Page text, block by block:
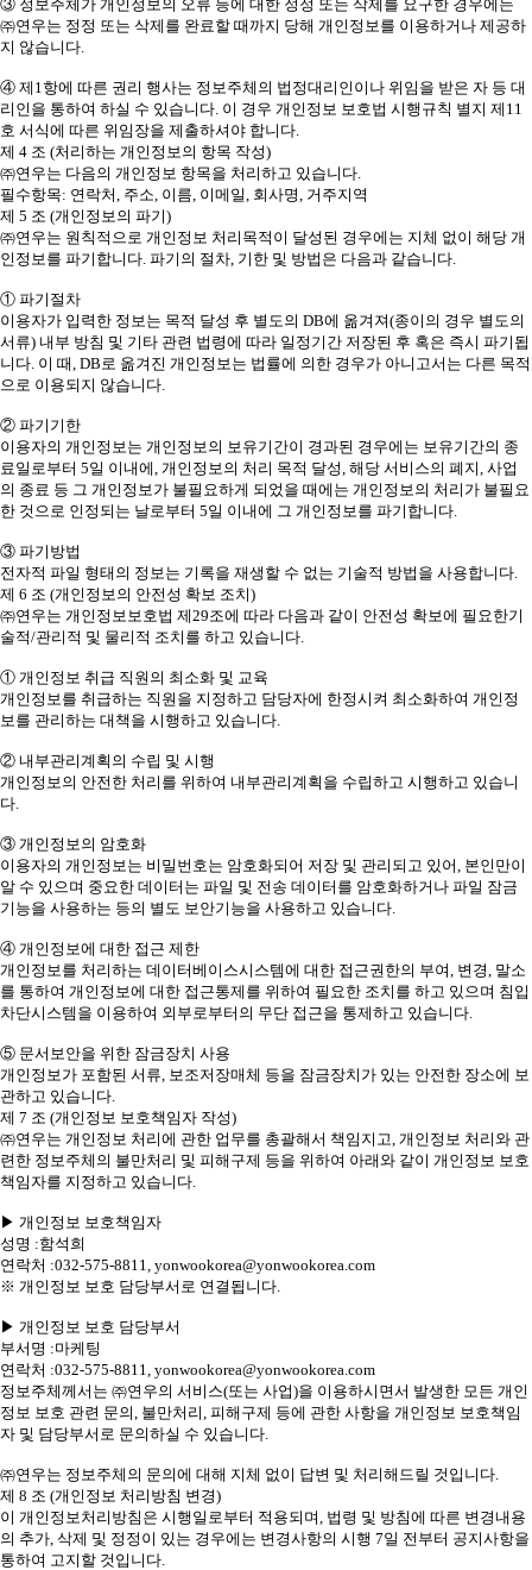
③ 정보주체가 개인정보의 오류 등에 대한 정정 또는 삭제를 요구한 경우에는
㈜연우는 정정 또는 삭제를 완료할 때까지 당해 개인정보를 이용하거나 제공하
지 않습니다.
④ 제1항에 따른 권리 행사는 정보주체의 법정대리인이나 위임을 받은 자 등 대
리인을 통하여 하실 수 있습니다. 이 경우 개인정보 보호법 시행규칙 별지 제11
호 서식에 따른 위임장을 제출하셔야 합니다.
제 4 조 (처리하는 개인정보의 항목 작성)
㈜연우는 다음의 개인정보 항목을 처리하고 있습니다.
필수항목: 연락처, 주소, 이름, 이메일, 회사명, 거주지역
제 5 조 (개인정보의 파기)
㈜연우는 원칙적으로 개인정보 처리목적이 달성된 경우에는 지체 없이 해당 개
인정보를 파기합니다. 파기의 절차, 기한 및 방법은 다음과 같습니다.
① 파기절차
이용자가 입력한 정보는 목적 달성 후 별도의 DB에 옮겨져(종이의 경우 별도의
서류) 내부 방침 및 기타 관련 법령에 따라 일정기간 저장된 후 혹은 즉시 파기됩
니다. 이 때, DB로 옮겨진 개인정보는 법률에 의한 경우가 아니고서는 다른 목적
으로 이용되지 않습니다.
② 파기기한
이용자의 개인정보는 개인정보의 보유기간이 경과된 경우에는 보유기간의 종
료일로부터 5일 이내에, 개인정보의 처리 목적 달성, 해당 서비스의 폐지, 사업
의 종료 등 그 개인정보가 불필요하게 되었을 때에는 개인정보의 처리가 불필요
한 것으로 인정되는 날로부터 5일 이내에 그 개인정보를 파기합니다.
③ 파기방법
전자적 파일 형태의 정보는 기록을 재생할 수 없는 기술적 방법을 사용합니다.
제 6 조 (개인정보의 안전성 확보 조치)
㈜연우는 개인정보보호법 제29조에 따라 다음과 같이 안전성 확보에 필요한기
술적/관리적 및 물리적 조치를 하고 있습니다.
① 개인정보 취급 직원의 최소화 및 교육
개인정보를 취급하는 직원을 지정하고 담당자에 한정시켜 최소화하여 개인정
보를 관리하는 대책을 시행하고 있습니다.
② 내부관리계획의 수립 및 시행
개인정보의 안전한 처리를 위하여 내부관리계획을 수립하고 시행하고 있습니
다.
③ 개인정보의 암호화
이용자의 개인정보는 비밀번호는 암호화되어 저장 및 관리되고 있어, 본인만이
알 수 있으며 중요한 데이터는 파일 및 전송 데이터를 암호화하거나 파일 잠금
기능을 사용하는 등의 별도 보안기능을 사용하고 있습니다.
④ 개인정보에 대한 접근 제한
개인정보를 처리하는 데이터베이스시스템에 대한 접근권한의 부여, 변경, 말소
를 통하여 개인정보에 대한 접근통제를 위하여 필요한 조치를 하고 있으며 침입
차단시스템을 이용하여 외부로부터의 무단 접근을 통제하고 있습니다.
⑤ 문서보안을 위한 잠금장치 사용
개인정보가 포함된 서류, 보조저장매체 등을 잠금장치가 있는 안전한 장소에 보
관하고 있습니다.
제 7 조 (개인정보 보호책임자 작성)
㈜연우는 개인정보 처리에 관한 업무를 총괄해서 책임지고, 개인정보 처리와 관
련한 정보주체의 불만처리 및 피해구제 등을 위하여 아래와 같이 개인정보 보호
책임자를 지정하고 있습니다.
▶ 개인정보 보호책임자
성명 :함석희
연락처 :032-575-8811, yonwookorea@yonwookorea.com
※ 개인정보 보호 담당부서로 연결됩니다.
▶ 개인정보 보호 담당부서
부서명 :마케팅
연락처 :032-575-8811, yonwookorea@yonwookorea.com
정보주체께서는 ㈜연우의 서비스(또는 사업)을 이용하시면서 발생한 모든 개인
정보 보호 관련 문의, 불만처리, 피해구제 등에 관한 사항을 개인정보 보호책임
자 및 담당부서로 문의하실 수 있습니다.
㈜연우는 정보주체의 문의에 대해 지체 없이 답변 및 처리해드릴 것입니다.
제 8 조 (개인정보 처리방침 변경)
이 개인정보처리방침은 시행일로부터 적용되며, 법령 및 방침에 따른 변경내용
의 추가, 삭제 및 정정이 있는 경우에는 변경사항의 시행 7일 전부터 공지사항을
통하여 고지할 것입니다.